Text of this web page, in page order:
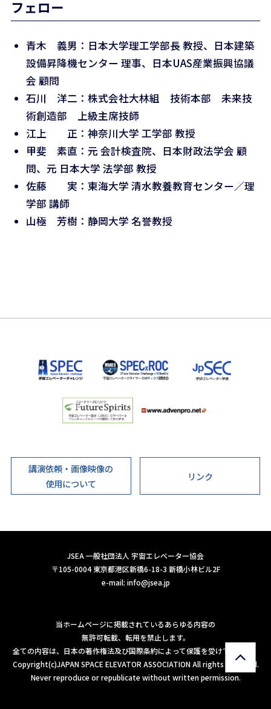
フェロー
青木 義男：日本大学理工学部長 教授、日本建築
設備昇降機センター 理事、日本UAS産業振興協議
会 顧問
石川 洋二：株式会社大林組 技術本部 未来技
術創造部 上級主席技師
江上 正：神奈川大学 工学部 教授
甲斐 素直：元 会計検査院、日本財政法学会 顧
問、元 日本大学 法学部 教授
佐藤 実：東海大学 清水教養教育センター／理
学部 講師
山極 芳樹：静岡大学 名誉教授
講演依頼・画像映像の
使用について
リンク
JSEA 一般社団法人 宇宙エレベーター協会
〒105-0004 東京都港区新橋6-18-3 新橋小林ビル2F
e-mail: info@jsea.jp
当ホームページに掲載されているあらゆる内容の
無許可転載、転用を禁止します。
全ての内容は、日本の著作権法及び国際条約によって保護を受けています。
Copyright(c)JAPAN SPACE ELEVATOR ASSOCIATION All rights reserved.
Never reproduce or republicate without written permission.